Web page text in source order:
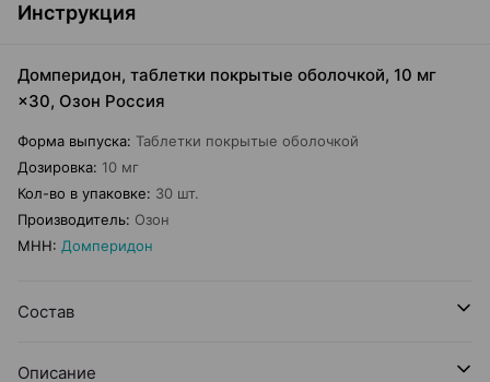
Инструкция
Домперидон, таблетки покрытые оболочкой, 10 мг
×30, Озон Россия
Форма выпуска: Таблетки покрытые оболочкой
Дозировка: 10 мг
Кол-во в упаковке: 30 шт.
Производитель: Озон
МНН: Домперидон
Состав
Описание